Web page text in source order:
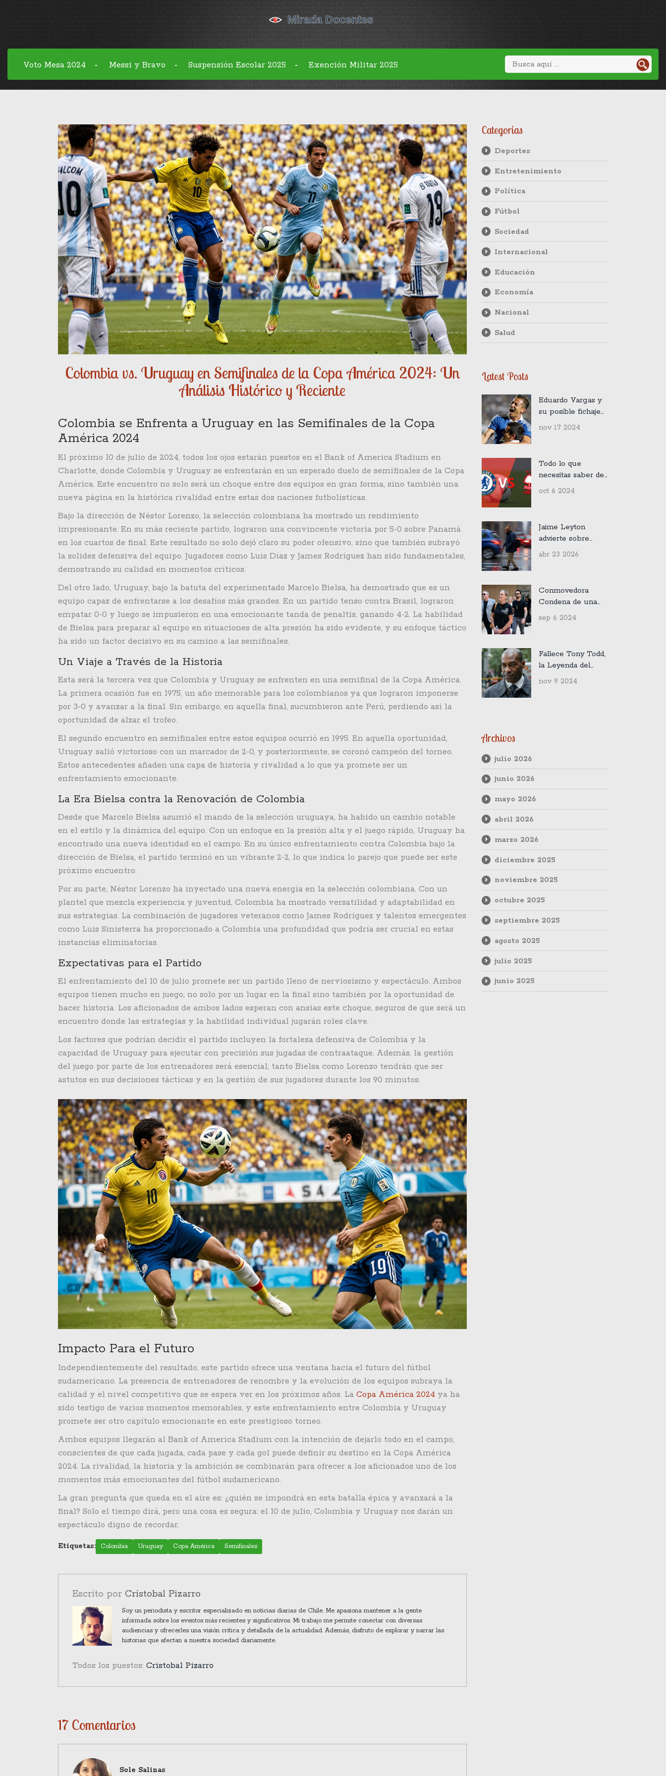
Voto Mesa 2024 - Messi y Bravo - Suspensión Escolar 2025 - Exención Militar 2025
Colombia vs. Uruguay en Semifinales de la Copa América 2024: Un
Análisis Histórico y Reciente
Colombia se Enfrenta a Uruguay en las Semifinales de la Copa
América 2024
El próximo 10 de julio de 2024, todos los ojos estarán puestos en el Bank of America Stadium en
Charlotte, donde Colombia y Uruguay se enfrentarán en un esperado duelo de semifinales de la Copa
América. Este encuentro no solo será un choque entre dos equipos en gran forma, sino también una
nueva página en la histórica rivalidad entre estas dos naciones futbolísticas.
Bajo la dirección de Néstor Lorenzo, la selección colombiana ha mostrado un rendimiento
impresionante. En su más reciente partido, lograron una convincente victoria por 5-0 sobre Panamá
en los cuartos de final. Este resultado no solo dejó claro su poder ofensivo, sino que también subrayó
la solidez defensiva del equipo. Jugadores como Luis Díaz y James Rodríguez han sido fundamentales,
demostrando su calidad en momentos críticos.
Del otro lado, Uruguay, bajo la batuta del experimentado Marcelo Bielsa, ha demostrado que es un
equipo capaz de enfrentarse a los desafíos más grandes. En un partido tenso contra Brasil, lograron
empatar 0-0 y luego se impusieron en una emocionante tanda de penaltis, ganando 4-2. La habilidad
de Bielsa para preparar al equipo en situaciones de alta presión ha sido evidente, y su enfoque táctico
ha sido un factor decisivo en su camino a las semifinales.
Un Viaje a Través de la Historia
Esta será la tercera vez que Colombia y Uruguay se enfrenten en una semifinal de la Copa América.
La primera ocasión fue en 1975, un año memorable para los colombianos ya que lograron imponerse
por 3-0 y avanzar a la final. Sin embargo, en aquella final, sucumbieron ante Perú, perdiendo así la
oportunidad de alzar el trofeo.
El segundo encuentro en semifinales entre estos equipos ocurrió en 1995. En aquella oportunidad,
Uruguay salió victorioso con un marcador de 2-0, y posteriormente, se coronó campeón del torneo.
Estos antecedentes añaden una capa de historia y rivalidad a lo que ya promete ser un
enfrentamiento emocionante.
La Era Bielsa contra la Renovación de Colombia
Desde que Marcelo Bielsa asumió el mando de la selección uruguaya, ha habido un cambio notable
en el estilo y la dinámica del equipo. Con un enfoque en la presión alta y el juego rápido, Uruguay ha
encontrado una nueva identidad en el campo. En su único enfrentamiento contra Colombia bajo la
dirección de Bielsa, el partido terminó en un vibrante 2-2, lo que indica lo parejo que puede ser este
próximo encuentro.
Por su parte, Néstor Lorenzo ha inyectado una nueva energía en la selección colombiana. Con un
plantel que mezcla experiencia y juventud, Colombia ha mostrado versatilidad y adaptabilidad en
sus estrategias. La combinación de jugadores veteranos como James Rodríguez y talentos emergentes
como Luis Sinisterra ha proporcionado a Colombia una profundidad que podría ser crucial en estas
instancias eliminatorias.
Expectativas para el Partido
El enfrentamiento del 10 de julio promete ser un partido lleno de nerviosismo y espectáculo. Ambos
equipos tienen mucho en juego, no solo por un lugar en la final sino también por la oportunidad de
hacer historia. Los aficionados de ambos lados esperan con ansias este choque, seguros de que será un
encuentro donde las estrategias y la habilidad individual jugarán roles clave.
Los factores que podrían decidir el partido incluyen la fortaleza defensiva de Colombia y la
capacidad de Uruguay para ejecutar con precisión sus jugadas de contraataque. Además, la gestión
del juego por parte de los entrenadores será esencial; tanto Bielsa como Lorenzo tendrán que ser
astutos en sus decisiones tácticas y en la gestión de sus jugadores durante los 90 minutos.
Impacto Para el Futuro
Independientemente del resultado, este partido ofrece una ventana hacia el futuro del fútbol
sudamericano. La presencia de entrenadores de renombre y la evolución de los equipos subraya la
calidad y el nivel competitivo que se espera ver en los próximos años. La Copa América 2024 ya ha
sido testigo de varios momentos memorables, y este enfrentamiento entre Colombia y Uruguay
promete ser otro capítulo emocionante en este prestigioso torneo.
Ambos equipos llegarán al Bank of America Stadium con la intención de dejarlo todo en el campo,
conscientes de que cada jugada, cada pase y cada gol puede definir su destino en la Copa América
2024. La rivalidad, la historia y la ambición se combinarán para ofrecer a los aficionados uno de los
momentos más emocionantes del fútbol sudamericano.
La gran pregunta que queda en el aire es: ¿quién se impondrá en esta batalla épica y avanzará a la
final? Solo el tiempo dirá, pero una cosa es segura: el 10 de julio, Colombia y Uruguay nos darán un
espectáculo digno de recordar.
Etiquetas: Colombia Uruguay Copa América Semifinales
Escrito por Cristobal Pizarro
Soy un periodista y escritor especializado en noticias diarias de Chile. Me apasiona mantener a la gente
informada sobre los eventos más recientes y significativos. Mi trabajo me permite conectar con diversas
audiencias y ofrecerles una visión crítica y detallada de la actualidad. Además, disfruto de explorar y narrar las
historias que afectan a nuestra sociedad diariamente.
Todos los puestos: Cristobal Pizarro
17 Comentarios
Sole Salinas
Categorías
Deportes
Entretenimiento
Política
Fútbol
Sociedad
Internacional
Educación
Economía
Nacional
Salud
Latest Posts
Eduardo Vargas y
su posible fichaje
por el Inter de
Chile?
nov 17 2024
Todo lo que
necesitas saber del
enfrentamiento
League
oct 6 2024
Jaime Leyton
advierte sobre
lluvias intensas en
abr 23 2026
Conmovedora
Condena de una
Hija al Enterarse de
las Atrocidades
sep 6 2024
Fallece Tony Todd,
la Leyenda del
Cine de Terror, a
nov 9 2024
Archivos
julio 2026
junio 2026
mayo 2026
abril 2026
marzo 2026
diciembre 2025
noviembre 2025
octubre 2025
septiembre 2025
agosto 2025
julio 2025
junio 2025